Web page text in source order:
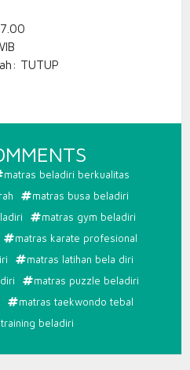
TUTUP
ON
JUAL
MATRAS
BELADIRI
matras beladiri berkualitas
matras busa beladiri
matras gym beladiri
matras karate profesional
matras latihan bela diri
matras puzzle beladiri
matras taekwondo tebal
beladiri